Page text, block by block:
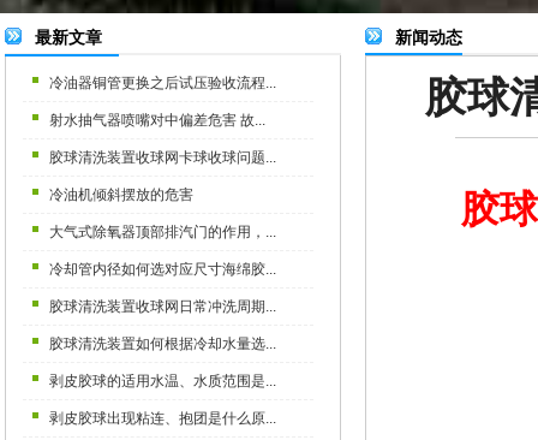
最新文章
冷油器铜管更换之后试压验收流程...
射水抽气器喷嘴对中偏差危害 故...
胶球清洗装置收球网卡球收球问题...
冷油机倾斜摆放的危害
大气式除氧器顶部排汽门的作用，...
冷却管内径如何选对应尺寸海绵胶...
胶球清洗装置收球网日常冲洗周期...
胶球清洗装置如何根据冷却水量选...
剥皮胶球的适用水温、水质范围是...
剥皮胶球出现粘连、抱团是什么原...
新闻动态
胶球
胶